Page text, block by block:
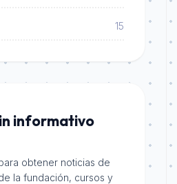
15
informativo
obtener noticias de
la fundación, cursos y